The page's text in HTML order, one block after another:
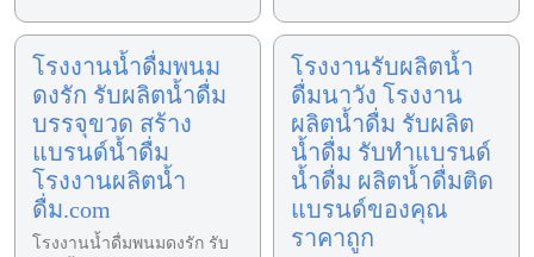
โรงงานน้ำดื่มพนม
ดงรัก รับผลิตน้ำดื่ม
บรรจุขวด สร้าง
แบรนด์น้ำดื่ม
โรงงานผลิตน้ำ
ดื่ม.com
โรงงานน้ำดื่มพนมดงรัก รับ
โรงงานรับผลิตน้ำ
ดื่มนาวัง โรงงาน
ผลิตน้ำดื่ม รับผลิต
น้ำดื่ม รับทำแบรนด์
น้ำดื่ม ผลิตน้ำดื่มติด
แบรนด์ของคุณ
ราคาถูก